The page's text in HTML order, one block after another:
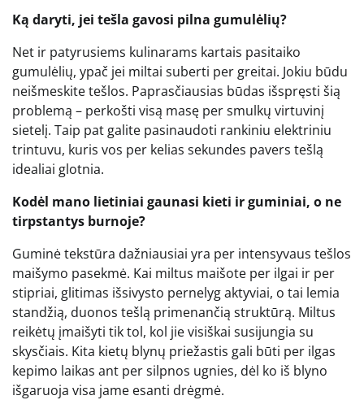
Ką daryti, jei tešla gavosi pilna gumulėlių?
Net ir patyrusiems kulinarams kartais pasitaiko
gumulėlių, ypač jei miltai suberti per greitai. Jokiu būdu
neišmeskite tešlos. Paprasčiausias būdas išspręsti šią
problemą – perkošti visą masę per smulkų virtuvinį
sietelį. Taip pat galite pasinaudoti rankiniu elektriniu
trintuvu, kuris vos per kelias sekundes pavers tešlą
idealiai glotnia.
Kodėl mano lietiniai gaunasi kieti ir guminiai, o ne
tirpstantys burnoje?
Guminė tekstūra dažniausiai yra per intensyvaus tešlos
maišymo pasekmė. Kai miltus maišote per ilgai ir per
stipriai, glitimas išsivysto pernelyg aktyviai, o tai lemia
standžią, duonos tešlą primenančią struktūrą. Miltus
reikėtų įmaišyti tik tol, kol jie visiškai susijungia su
skysčiais. Kita kietų blynų priežastis gali būti per ilgas
kepimo laikas ant per silpnos ugnies, dėl ko iš blyno
išgaruoja visa jame esanti drėgmė.